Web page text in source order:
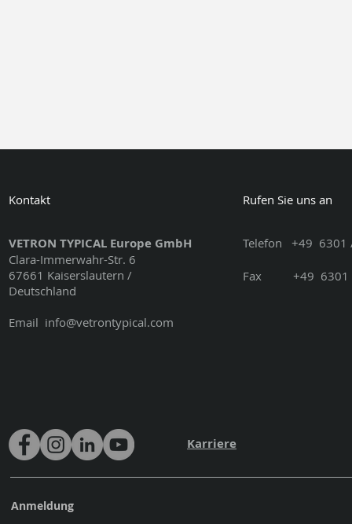
Kontakt
VETRON TYPICAL Europe GmbH
Clara-Immerwahr-Str. 6
67661 Kaiserslautern /
Deutschland
Email info@vetrontypical.com
Rufen Sie uns an
Telefon +49 6301
Fax +49
Karriere
Anmeldung